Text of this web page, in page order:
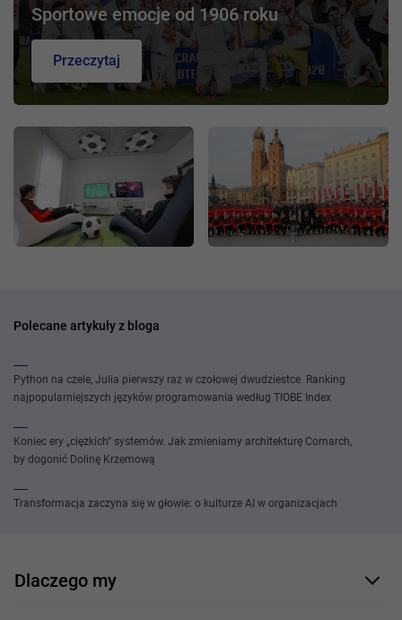
Sportowe emocje od 1906 roku
Przeczytaj
Polecane artykuły z bloga
Python na czele, Julia pierwszy raz w czołowej dwudziestce. Ranking
najpopularniejszych języków programowania według TIOBE Index
Koniec ery „ciężkich” systemów. Jak zmieniamy architekturę Comarch,
by dogonić Dolinę Krzemową
Transformacja zaczyna się w głowie: o kulturze AI w organizacjach
Dlaczego my